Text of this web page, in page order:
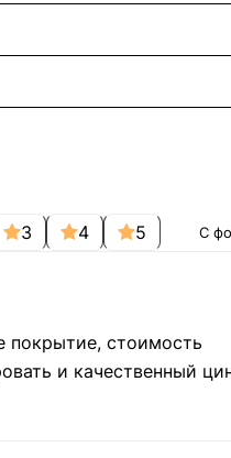
3 4 5 С
покрытие, стоимость
и качественный